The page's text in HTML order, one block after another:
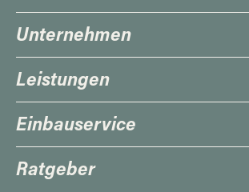
Unternehmen
Leistungen
Einbauservice
Ratgeber